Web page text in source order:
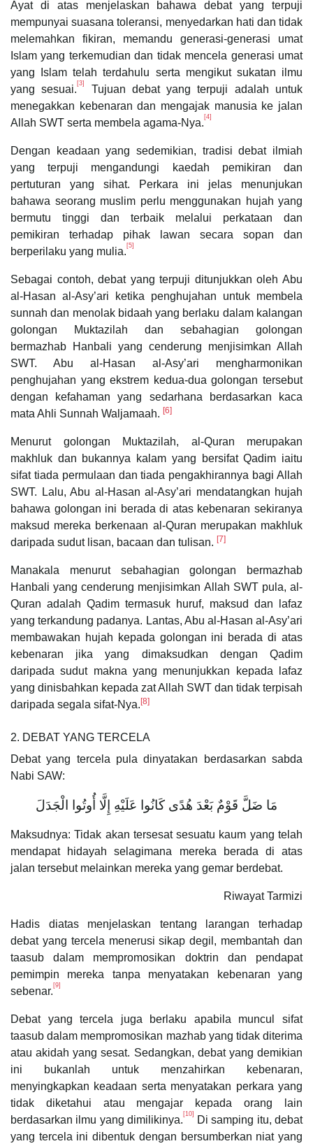
Ayat di atas menjelaskan bahawa debat yang terpuji
mempunyai suasana toleransi, menyedarkan hati dan tidak
melemahkan fikiran, memandu generasi-generasi umat
Islam yang terkemudian dan tidak mencela generasi umat
yang Islam telah terdahulu serta mengikut sukatan ilmu
yang sesuai.[3]
Tujuan debat yang terpuji adalah untuk
menegakkan kebenaran dan mengajak manusia ke jalan
Allah SWT serta membela agama-Nya. [4]
Dengan keadaan yang sedemikian, tradisi debat ilmiah
yang terpuji mengandungi kaedah pemikiran dan
pertuturan yang sihat. Perkara ini jelas menunjukan
bahawa seorang muslim perlu menggunakan hujah yang
bermutu tinggi dan terbaik melalui perkataan dan
pemikiran terhadap pihak lawan secara sopan dan
berperilaku yang mulia. [5]
Sebagai contoh, debat yang terpuji ditunjukkan oleh Abu
al-Hasan al-Asy’ari ketika penghujahan untuk membela
sunnah dan menolak bidaah yang berlaku dalam kalangan
golongan Muktazilah dan sebahagian golongan
bermazhab Hanbali yang cenderung menjisimkan Allah
SWT. Abu al-Hasan al-Asy’ari mengharmonikan
penghujahan yang ekstrem kedua-dua golongan tersebut
dengan kefahaman yang sedarhana berdasarkan kaca
mata Ahli Sunnah Waljamaah. [6]
Menurut golongan Muktazilah, al-Quran merupakan
makhluk dan bukannya kalam yang bersifat Qadim iaitu
sifat tiada permulaan dan tiada pengakhirannya bagi Allah
SWT. Lalu, Abu al-Hasan al-Asy’ari mendatangkan hujah
bahawa golongan ini berada di atas kebenaran sekiranya
maksud mereka berkenaan al-Quran merupakan makhluk
daripada sudut lisan, bacaan dan tulisan. [7]
Manakala menurut sebahagian golongan bermazhab
Hanbali yang cenderung menjisimkan Allah SWT pula, al-
Quran adalah Qadim termasuk huruf, maksud dan lafaz
yang terkandung padanya. Lantas, Abu al-Hasan al-Asy’ari
membawakan hujah kepada golongan ini berada di atas
kebenaran jika yang dimaksudkan dengan Qadim
daripada sudut makna yang menunjukkan kepada lafaz
yang dinisbahkan kepada zat Allah SWT dan tidak terpisah
daripada segala sifat-Nya.[8]
2. DEBAT YANG TERCELA
Debat yang tercela pula dinyatakan berdasarkan sabda
Nabi SAW:
مَا ضَلَّ قَوْمٌ بَعْدَ هُدًى كَانُوا عَلَيْهِ إِلَّا أُوتُوا الْجَدَلَ
Maksudnya: Tidak akan tersesat sesuatu kaum yang telah
mendapat hidayah selagimana mereka berada di atas
jalan tersebut melainkan mereka yang gemar berdebat.
Riwayat Tarmizi
Hadis diatas menjelaskan tentang larangan terhadap
debat yang tercela menerusi sikap degil, membantah dan
taasub dalam mempromosikan doktrin dan pendapat
pemimpin mereka tanpa menyatakan kebenaran yang
sebenar. [9]
Debat yang tercela juga berlaku apabila muncul sifat
taasub dalam mempromosikan mazhab yang tidak diterima
atau akidah yang sesat. Sedangkan, debat yang demikian
ini bukanlah untuk menzahirkan kebenaran,
menyingkapkan keadaan serta menyatakan perkara yang
tidak diketahui atau mengajar kepada orang lain
berdasarkan ilmu yang dimilikinya. [10]
Di samping itu, debat
yang tercela ini dibentuk dengan bersumberkan niat yang